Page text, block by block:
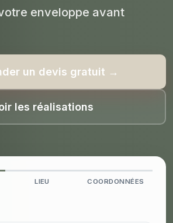
enveloppe avant
un devis gratuit →
les réalisations
LIEU COORDONNÉES